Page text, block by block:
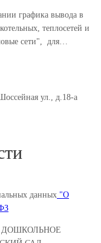
графика вывода в
теплосетей и
сети", для…
ул., д.18-а
данных "О